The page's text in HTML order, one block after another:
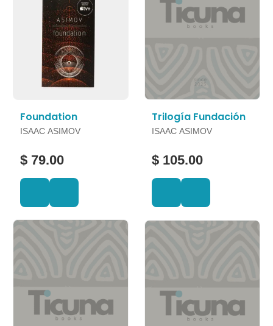
Foundation
ISAAC ASIMOV
$ 79.00
Trilogía Fundación
ISAAC ASIMOV
$ 105.00